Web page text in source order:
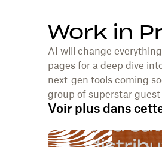
Work in
AI will change
pages for a deep dive
next-gen tools coming
group of superstar
Voir plus dans